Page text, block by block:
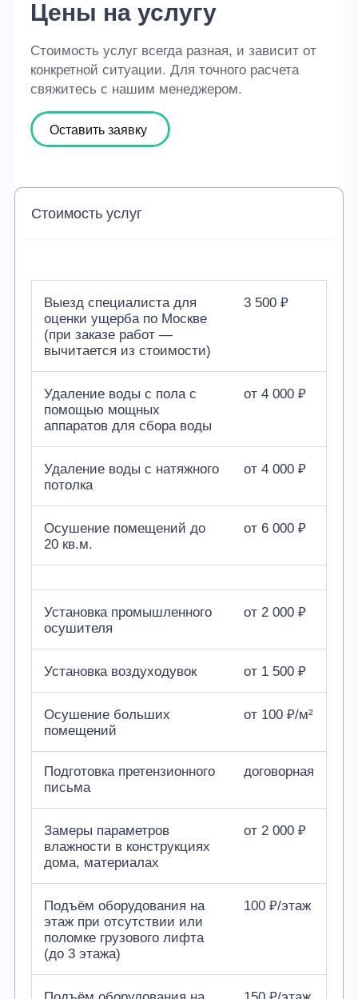
Цены на услугу
Стоимость услуг всегда разная, и зависит от
конкретной ситуации. Для точного расчета
свяжитесь с нашим менеджером.
Оставить заявку
Стоимость услуг
Выезд специалиста для
оценки ущерба по Москве
(при заказе работ —
вычитается из стоимости)
3 500 ₽
Удаление воды с пола с
помощью мощных
аппаратов для сбора воды
от 4 000 ₽
Удаление воды с натяжного
потолка
от 4 000 ₽
Осушение помещений до
20 кв.м.
от 6 000 ₽
Установка промышленного
осушителя
от 2 000 ₽
Установка воздуходувок от 1 500 ₽
Осушение больших
помещений
от 100 ₽/м²
Подготовка претензионного
письма
договорная
Замеры параметров
влажности в конструкциях
дома, материалах
от 2 000 ₽
Подъём оборудования на
этаж при отсутствии или
поломке грузового лифта
(до 3 этажа)
100 ₽/этаж